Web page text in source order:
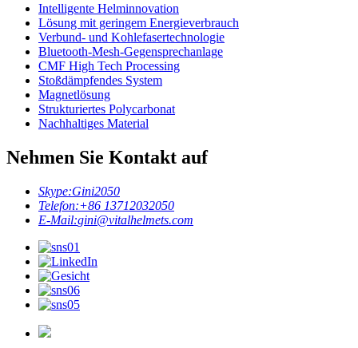
Intelligente Helminnovation
Lösung mit geringem Energieverbrauch
Verbund- und Kohlefasertechnologie
Bluetooth-Mesh-Gegensprechanlage
CMF High Tech Processing
Stoßdämpfendes System
Magnetlösung
Strukturiertes Polycarbonat
Nachhaltiges Material
Nehmen Sie Kontakt auf
Skype:Gini2050
Telefon:+86 13712032050
E-Mail:gini@vitalhelmets.com